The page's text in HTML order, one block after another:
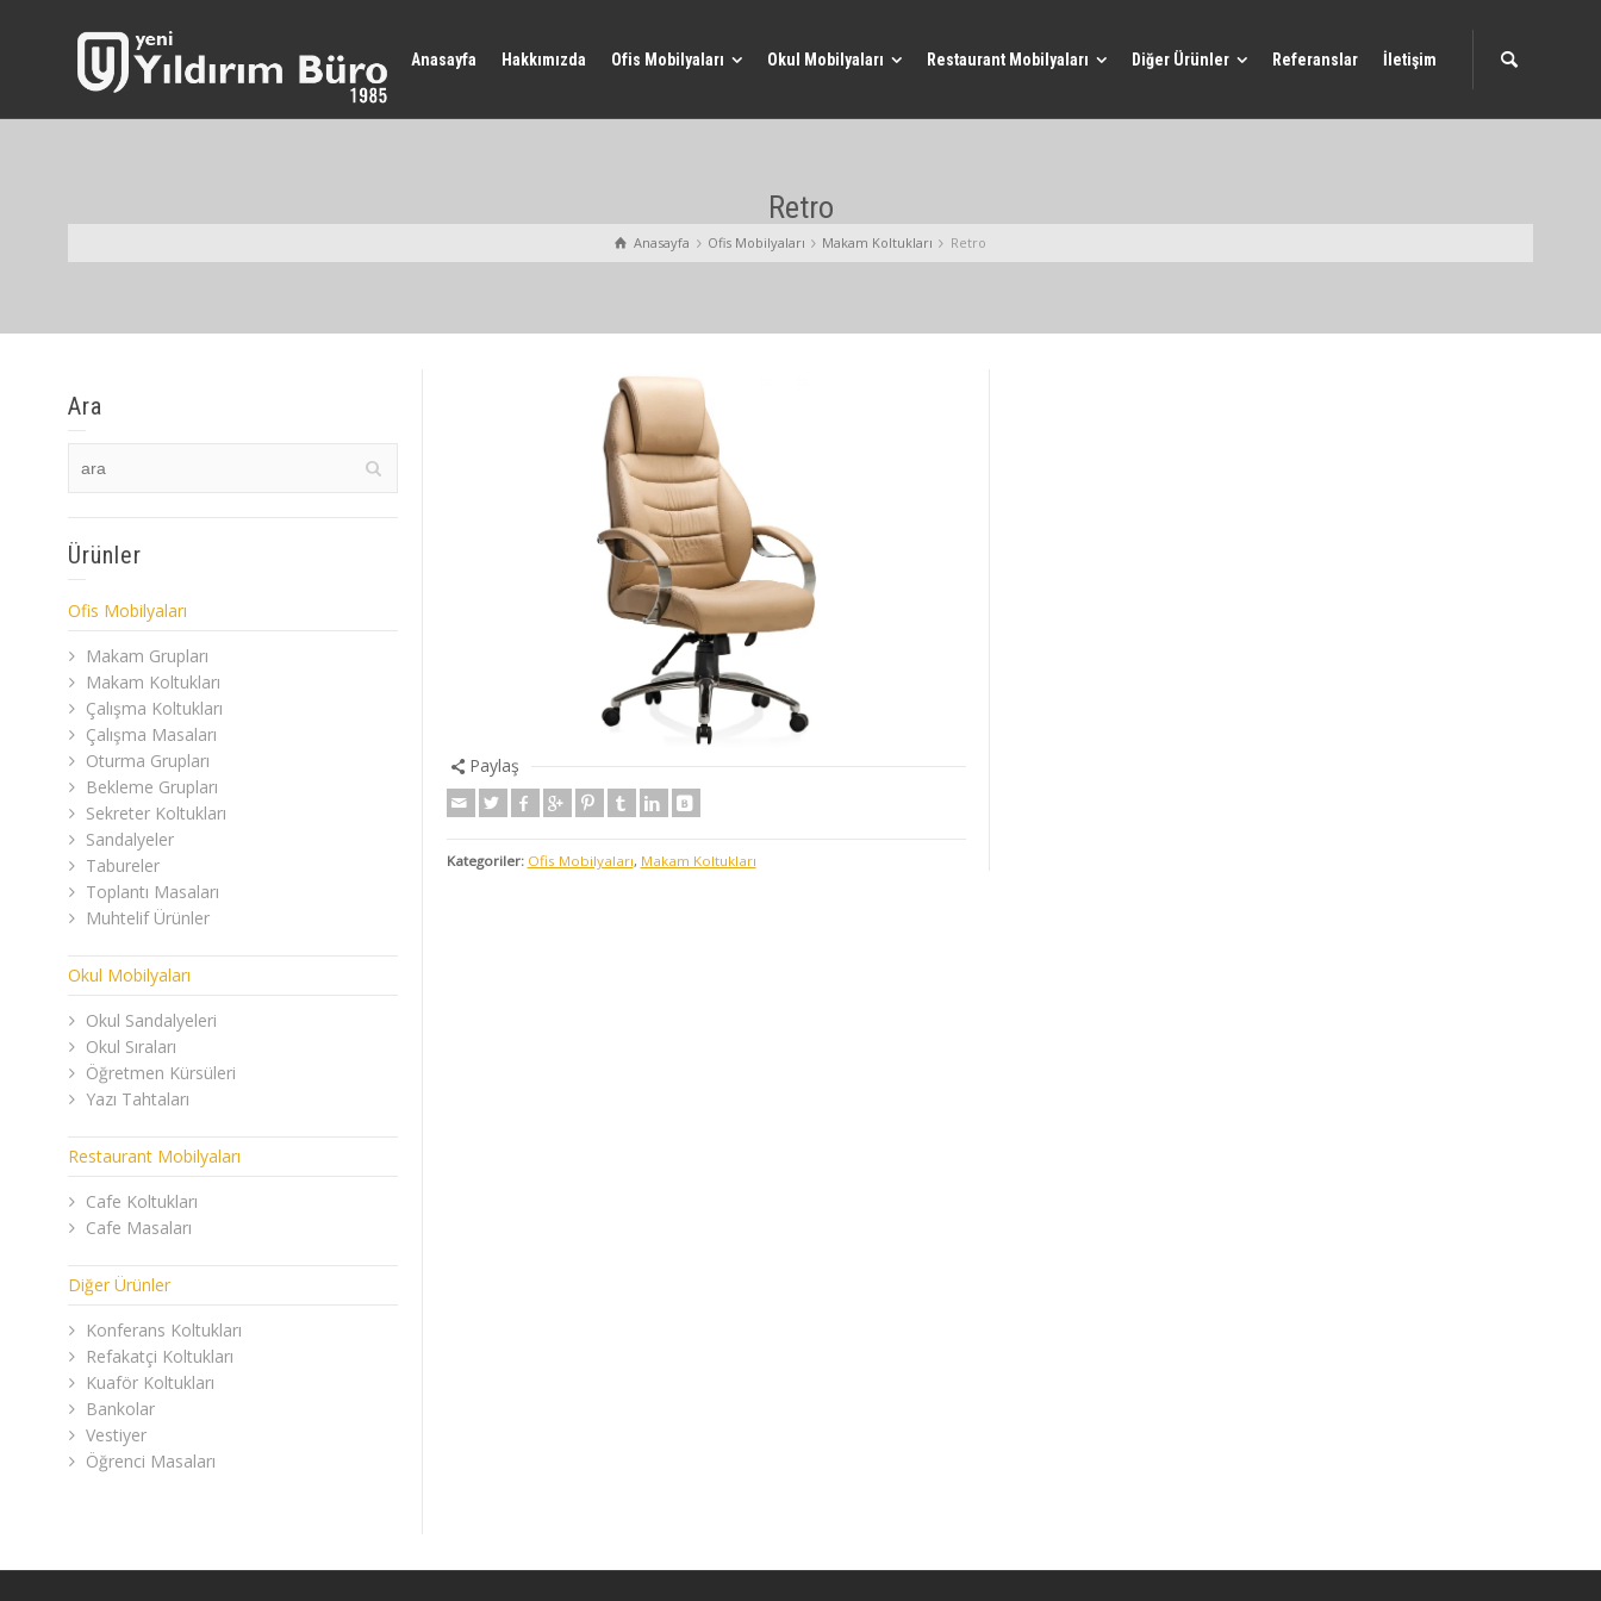
Anasayfa Hakkımızda Ofis Mobilyaları Okul Mobilyaları Restaurant Mobilyaları Diğer Ürünler Referanslar İletişim
Retro
Anasayfa Ofis Mobilyaları Makam Koltukları Retro
Paylaş
Kategoriler: Ofis Mobilyaları, Makam Koltukları
Ara
Ürünler
Ofis Mobilyaları
Makam Grupları
Makam Koltukları
Çalışma Koltukları
Çalışma Masaları
Oturma Grupları
Bekleme Grupları
Sekreter Koltukları
Sandalyeler
Tabureler
Toplantı Masaları
Muhtelif Ürünler
Okul Mobilyaları
Okul Sandalyeleri
Okul Sıraları
Öğretmen Kürsüleri
Yazı Tahtaları
Restaurant Mobilyaları
Cafe Koltukları
Cafe Masaları
Diğer Ürünler
Konferans Koltukları
Refakatçi Koltukları
Kuaför Koltukları
Bankolar
Vestiyer
Öğrenci Masaları